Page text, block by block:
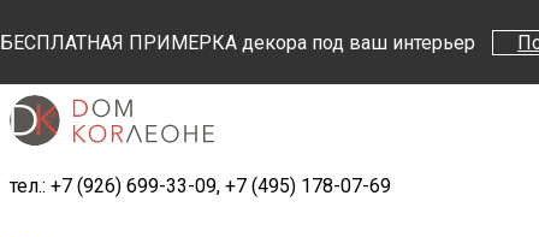
БЕСПЛАТНАЯ ПРИМЕРКА декора под ваш интерьер
тел.: +7 (926) 699-33-09, +7 (495) 178-07-69